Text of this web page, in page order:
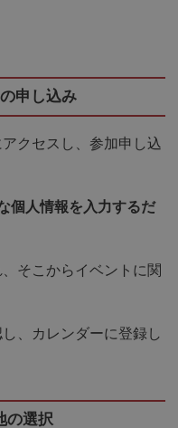
申し込み
アクセスし、参加申し込
個人情報を入力するだ
そこからイベントに関
、カレンダーに登録し
の選択